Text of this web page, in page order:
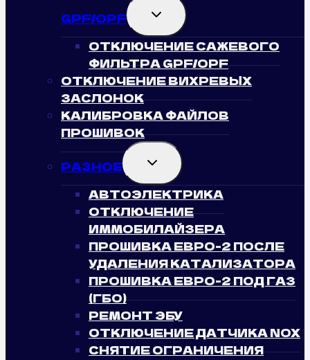
GPF/OPF TOGGLE
CHILD
MENU
ОТКЛЮЧЕНИЕ САЖЕВОГО
ФИЛЬТРА GPF/OPF
ОТКЛЮЧЕНИЕ ВИХРЕВЫХ
ЗАСЛОНОК
КАЛИБРОВКА ФАЙЛОВ
ПРОШИВОК
РАЗНОЕ TOGGLE
CHILD
MENU
АВТОЭЛЕКТРИКА
ОТКЛЮЧЕНИЕ
ИММОБИЛАЙЗЕРА
ПРОШИВКА ЕВРО-2 ПОСЛЕ
УДАЛЕНИЯ КАТАЛИЗАТОРА
ПРОШИВКА ЕВРО-2 ПОД ГАЗ
(ГБО)
РЕМОНТ ЭБУ
ОТКЛЮЧЕНИЕ ДАТЧИКА NOX
СНЯТИЕ ОГРАНИЧЕНИЯ